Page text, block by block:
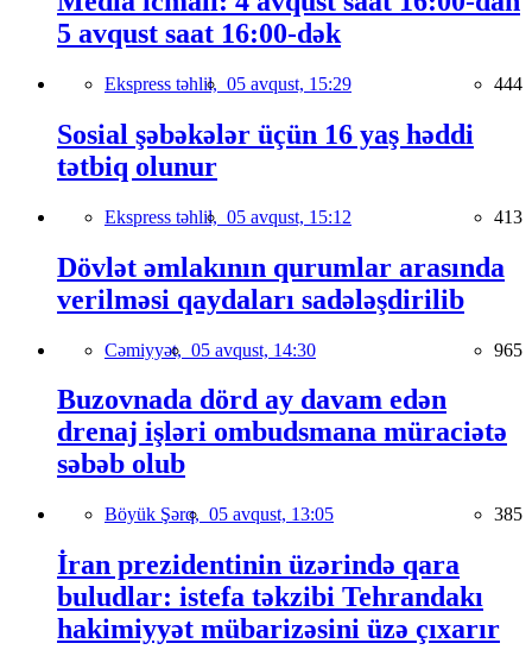
5 avqust saat 16:00-dək
Ekspress təhlil, 05 avqust, 15:29 444
Sosial şəbəkələr üçün 16 yaş həddi
tətbiq olunur
Ekspress təhlil, 05 avqust, 15:12 413
Dövlət əmlakının qurumlar arasında
verilməsi qaydaları sadələşdirilib
Cəmiyyət, 05 avqust, 14:30 965
Buzovnada dörd ay davam edən
drenaj işləri ombudsmana müraciətə
səbəb olub
Böyük Şərq, 05 avqust, 13:05 385
İran prezidentinin üzərində qara
buludlar: istefa təkzibi Tehrandakı
hakimiyyət mübarizəsini üzə çıxarır